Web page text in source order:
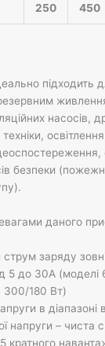
250 450
підходить
насосів,
безпеки
даного
струм заряду
5 до 30А (моделі
300/180 Вт)
в
напруги – чиста
кратного